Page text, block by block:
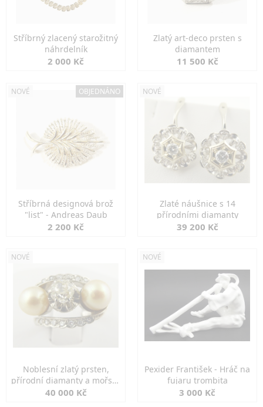
Stříbrný zlacený starožitný
náhrdelník
2 000 Kč
Zlatý art-deco prsten s
diamantem
11 500 Kč
NOVÉ OBJEDNÁNO
Stříbrná designová brož
"list" - Andreas Daub
2 200 Kč
NOVÉ
Zlaté náušnice s 14
přírodními diamanty
39 200 Kč
NOVÉ
Noblesní zlatý prsten,
přírodní diamanty a mořské
perly
40 000 Kč
NOVÉ
Pexider František - Hráč na
fujaru trombita
3 000 Kč